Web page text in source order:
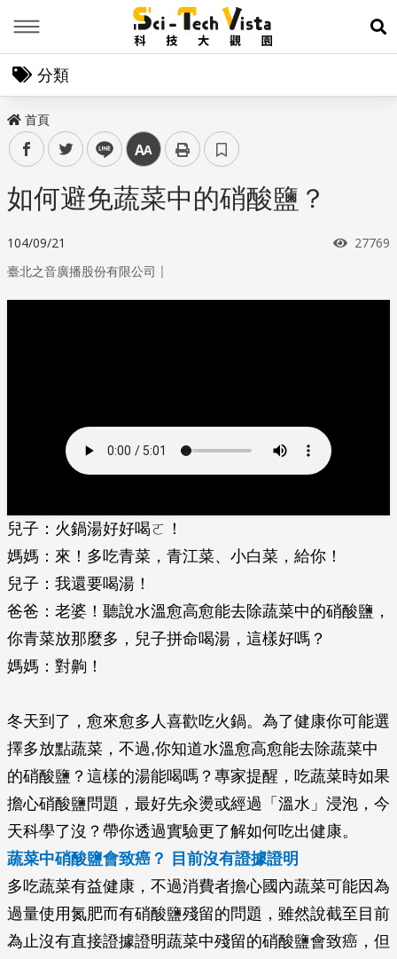
展
分類
首頁
facebooktwitter line 中
如何避免蔬菜中的硝酸鹽？
104/09/21 瀏覽次
27769
臺北之音廣播股份有限公司 ｜
兒子：火鍋湯好好喝ㄛ！
媽媽：來！多吃青菜，青江菜、小白菜，給你！
兒子：我還要喝湯！
爸爸：老婆！聽說水溫愈高愈能去除蔬菜中的硝酸鹽，
你青菜放那麼多，兒子拼命喝湯，這樣好嗎？
媽媽：對齁！
冬天到了，愈來愈多人喜歡吃火鍋。為了健康你可能選
擇多放點蔬菜，不過,你知道水溫愈高愈能去除蔬菜中
的硝酸鹽？這樣的湯能喝嗎？專家提醒，吃蔬菜時如果
擔心硝酸鹽問題，最好先汆燙或經過「溫水」浸泡，今
天科學了沒？帶你透過實驗更了解如何吃出健康。
蔬菜中硝酸鹽會致癌？ 目前沒有證據證明
多吃蔬菜有益健康，不過消費者擔心國內蔬菜可能因為
過量使用氮肥而有硝酸鹽殘留的問題，雖然說截至目前
為止沒有直接證據證明蔬菜中殘留的硝酸鹽會致癌，但